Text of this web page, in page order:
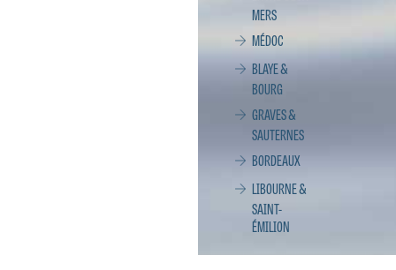
MERS
MÉDOC
BLAYE &
BOURG
GRAVES &
SAUTERNES
BORDEAUX
LIBOURNE &
SAINT-
ÉMILION